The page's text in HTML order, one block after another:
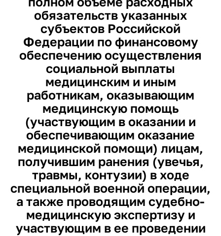
обязательств указанных
субъектов Российской
Федерации по финансовому
обеспечению осуществления
социальной выплаты
медицинским и иным
работникам, оказывающим
медицинскую помощь
(участвующим в оказании и
обеспечивающим оказание
медицинской помощи) лицам,
получившим ранения (увечья,
травмы, контузии) в ходе
специальной военной операции,
а также проводящим судебно-
медицинскую экспертизу и
участвующим в ее проведении